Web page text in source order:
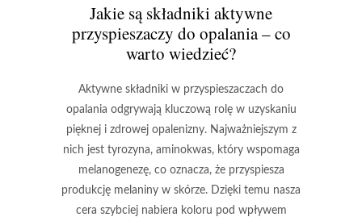
Jakie są składniki aktywne
przyspieszaczy do opalania – co
warto wiedzieć?
Aktywne składniki w przyspieszaczach do
opalania odgrywają kluczową rolę w uzyskaniu
pięknej i zdrowej opalenizny. Najważniejszym z
nich jest tyrozyna, aminokwas, który wspomaga
melanogenezę, co oznacza, że przyspiesza
produkcję melaniny w skórze. Dzięki temu nasza
cera szybciej nabiera koloru pod wpływem